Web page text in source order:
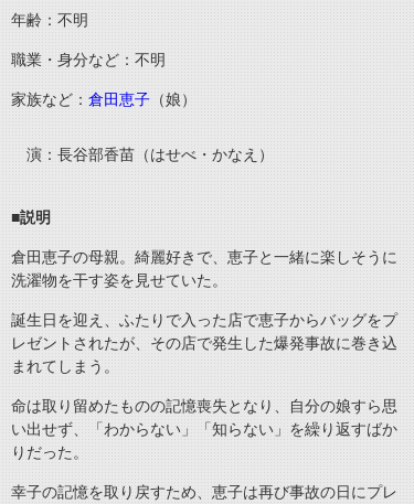
年齢：不明
職業・身分など：不明
家族など： 倉田恵子 （娘）
演：長谷部香苗（はせべ・かなえ）
■説明
倉田恵子の母親。綺麗好きで、恵子と一緒に楽しそうに
洗濯物を干す姿を見せていた。
誕生日を迎え、ふたりで入った店で恵子からバッグをプ
レゼントされたが、その店で発生した爆発事故に巻き込
まれてしまう。
命は取り留めたものの記憶喪失となり、自分の娘すら思
い出せず、「わからない」「知らない」を繰り返すばか
りだった。
幸子の記憶を取り戻すため、恵子は再び事故の日にプレ